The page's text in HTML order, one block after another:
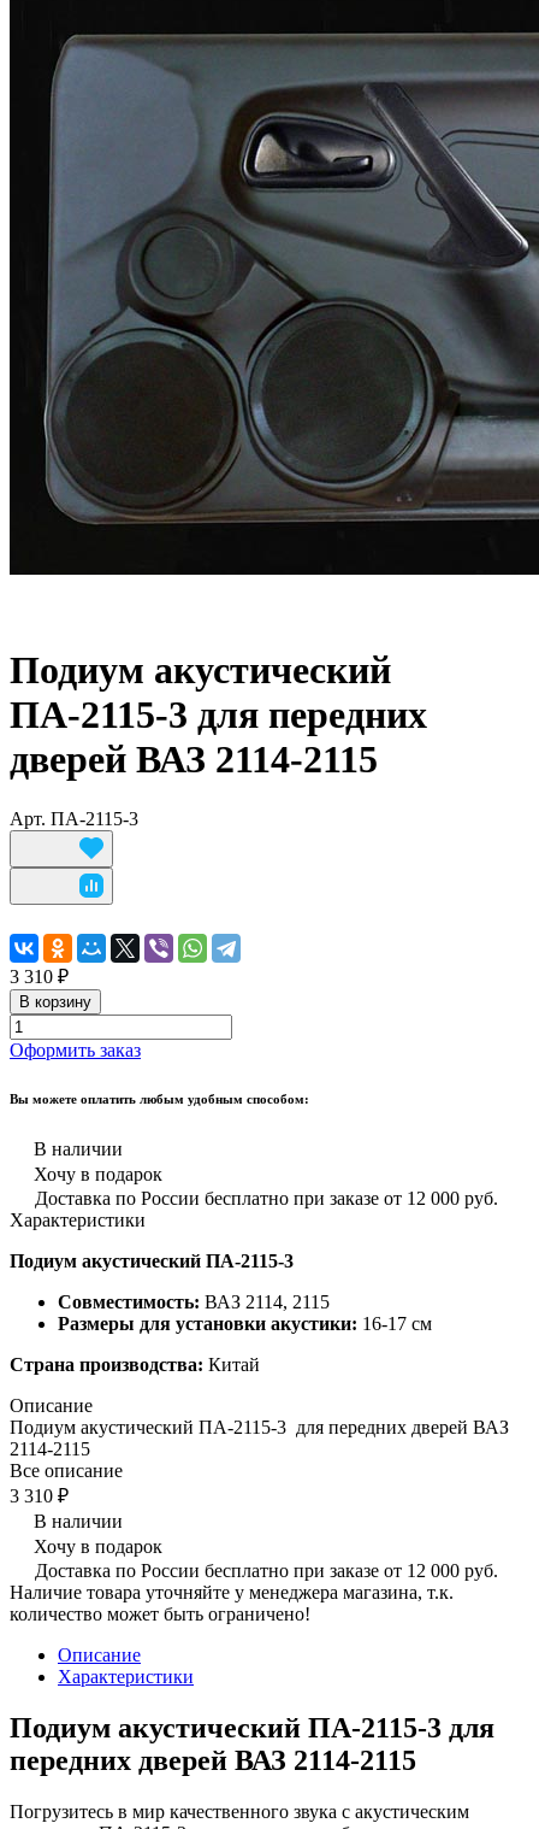
Подиум акустический
ПА-2115-3 для передних
дверей ВАЗ 2114-2115
Арт. ПА-2115-3
3 310 ₽
В корзину
Оформить заказ
Вы можете оплатить любым удобным способом:
В наличии
Хочу в подарок
Доставка по России бесплатно при заказе от 12 000 руб.
Характеристики
Подиум акустический ПА-2115-3
Совместимость: ВАЗ 2114, 2115
Размеры для установки акустики: 16-17 см
Страна производства: Китай
Описание
Подиум акустический ПА-2115-3 для передних дверей ВАЗ
2114-2115
Все описание
3 310 ₽
В наличии
Хочу в подарок
Доставка по России бесплатно при заказе от 12 000 руб.
Наличие товара уточняйте у менеджера магазина, т.к.
количество может быть ограничено!
Описание
Характеристики
Подиум акустический ПА-2115-3 для
передних дверей ВАЗ 2114-2115
Погрузитесь в мир качественного звука с акустическим